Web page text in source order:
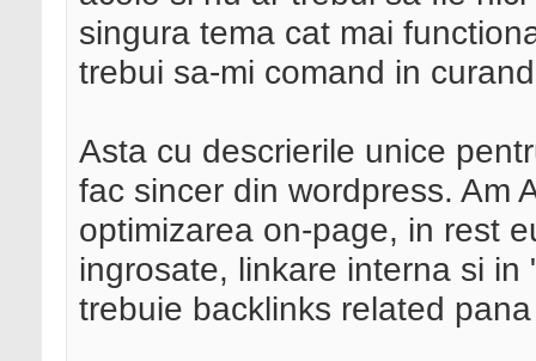
singura tema cat mai
trebui sa-mi comand in
Asta cu descrierile unice
fac sincer din wordpress. Am
optimizarea on-page, in rest
ingrosate, linkare interna si
trebuie backlinks related